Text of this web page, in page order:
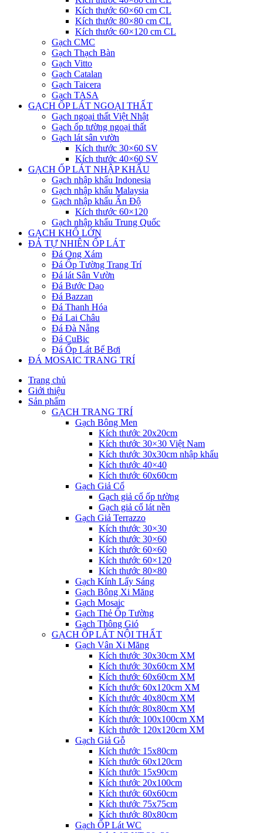
Kích thước 60×60 cm CL
Kích thước 80×80 cm CL
Kích thước 60×120 cm CL
Gạch CMC
Gạch Thạch Bàn
Gạch Vitto
Gạch Catalan
Gạch Taicera
Gạch TASA
GẠCH ỐP LÁT NGOẠI THẤT
Gạch ngoại thất Việt Nhật
Gạch ốp tường ngoại thất
Gạch lát sân vườn
Kích thước 30×60 SV
Kích thước 40×60 SV
GẠCH ỐP LÁT NHẬP KHẨU
Gạch nhập khẩu Indonesia
Gạch nhập khẩu Malaysia
Gạch nhập khẩu Ấn Độ
Kích thước 60×120
Gạch nhập khẩu Trung Quốc
GẠCH KHỔ LỚN
ĐÁ TỰ NHIÊN ỐP LÁT
Đá Ong Xám
Đá Ốp Tường Trang Trí
Đá lát Sân Vườn
Đá Bước Dạo
Đá Bazzan
Đá Thanh Hóa
Đá Lai Châu
Đá Đà Nẵng
Đá CuBic
Đá Ốp Lát Bể Bơi
ĐÁ MOSAIC TRANG TRÍ
Trang chủ
Giới thiệu
Sản phẩm
GẠCH TRANG TRÍ
Gạch Bông Men
Kích thước 20x20cm
Kích thước 30×30 Việt Nam
Kích thước 30x30cm nhập khẩu
Kích thước 40×40
Kích thước 60x60cm
Gạch Giả Cổ
Gạch giả cổ ốp tường
Gạch giả cổ lát nền
Gạch Giả Terrazzo
Kích thước 30×30
Kích thước 30×60
Kích thước 60×60
Kích thước 60×120
Kích thước 80×80
Gạch Kính Lấy Sáng
Gạch Bông Xi Măng
Gạch Mosaic
Gạch Thẻ Ốp Tường
Gạch Thông Gió
GẠCH ỐP LÁT NỘI THẤT
Gạch Vân Xi Măng
Kích thước 30x30cm XM
Kích thước 30x60cm XM
Kích thước 60x60cm XM
Kích thước 60x120cm XM
Kích thước 40x80cm XM
Kích thước 80x80cm XM
Kích thước 100x100cm XM
Kích thước 120x120cm XM
Gạch Giả Gỗ
Kích thước 15x80cm
Kích thước 60x120cm
Kích thước 15x90cm
Kích thước 20x100cm
Kích thước 60x60cm
Kích thước 75x75cm
Kích thước 80x80cm
Gạch ỐP Lát WC